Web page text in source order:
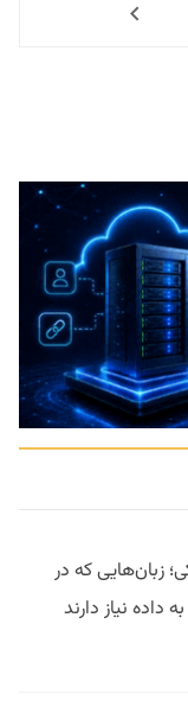
زبان‌هایی که در
نیاز دارند